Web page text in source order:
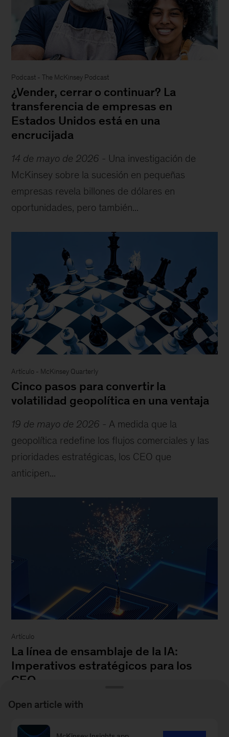
Podcast -The McKinsey Podcast
¿Vender, cerrar o continuar? La
transferencia de empresas en
Estados Unidos está en una
encrucijada
14 de mayo de 2026 - Una investigación de
McKinsey sobre la sucesión en pequeñas
empresas revela billones de dólares en
oportunidades, pero también...
Artículo - McKinsey Quarterly
Cinco pasos para convertir la
volatilidad geopolítica en una ventaja
19 de mayo de 2026 - A medida que la
geopolítica redefine los flujos comerciales y las
prioridades estratégicas, los CEO que
anticipen...
Artículo
La línea de ensamblaje de la IA:
Imperativos estratégicos para los
CEO
13 de mayo de 2026
Open article with